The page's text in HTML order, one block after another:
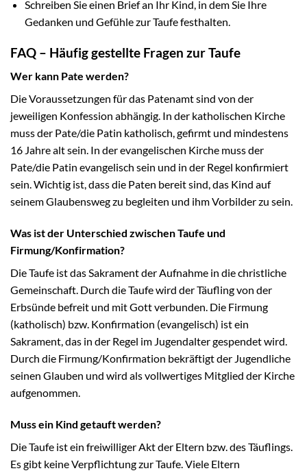
Schreiben Sie einen Brief an Ihr Kind, in dem Sie Ihre
Gedanken und Gefühle zur Taufe festhalten.
FAQ – Häufig gestellte Fragen zur Taufe
Wer kann Pate werden?
Die Voraussetzungen für das Patenamt sind von der
jeweiligen Konfession abhängig. In der katholischen Kirche
muss der Pate/die Patin katholisch, gefirmt und mindestens
16 Jahre alt sein. In der evangelischen Kirche muss der
Pate/die Patin evangelisch sein und in der Regel konfirmiert
sein. Wichtig ist, dass die Paten bereit sind, das Kind auf
seinem Glaubensweg zu begleiten und ihm Vorbilder zu sein.
Was ist der Unterschied zwischen Taufe und
Firmung/Konfirmation?
Die Taufe ist das Sakrament der Aufnahme in die christliche
Gemeinschaft. Durch die Taufe wird der Täufling von der
Erbsünde befreit und mit Gott verbunden. Die Firmung
(katholisch) bzw. Konfirmation (evangelisch) ist ein
Sakrament, das in der Regel im Jugendalter gespendet wird.
Durch die Firmung/Konfirmation bekräftigt der Jugendliche
seinen Glauben und wird als vollwertiges Mitglied der Kirche
aufgenommen.
Muss ein Kind getauft werden?
Die Taufe ist ein freiwilliger Akt der Eltern bzw. des Täuflings.
Es gibt keine Verpflichtung zur Taufe. Viele Eltern